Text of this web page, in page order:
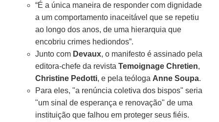
“É a única maneira de responder com dignidade
a um comportamento inaceitável que se repetiu
ao longo dos anos, de uma hierarquia que
encobriu crimes hediondos”.
Junto com Devaux, o manifesto é assinado pela
editora-chefe da revistaTemoignage Chretien,
Christine Pedotti, e pela teóloga Anne Soupa.
Para eles, "a renúncia coletiva dos bispos" seria
"um sinal de esperança e renovação" de uma
instituição que falhou em proteger seus fiéis.